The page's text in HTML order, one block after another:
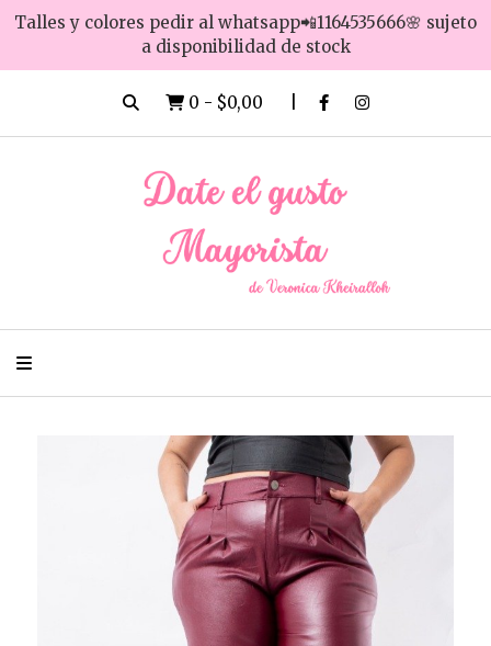
Talles y colores pedir al whatsapp📲1164535666🌸 sujeto
a disponibilidad de stock
0 - $0,00